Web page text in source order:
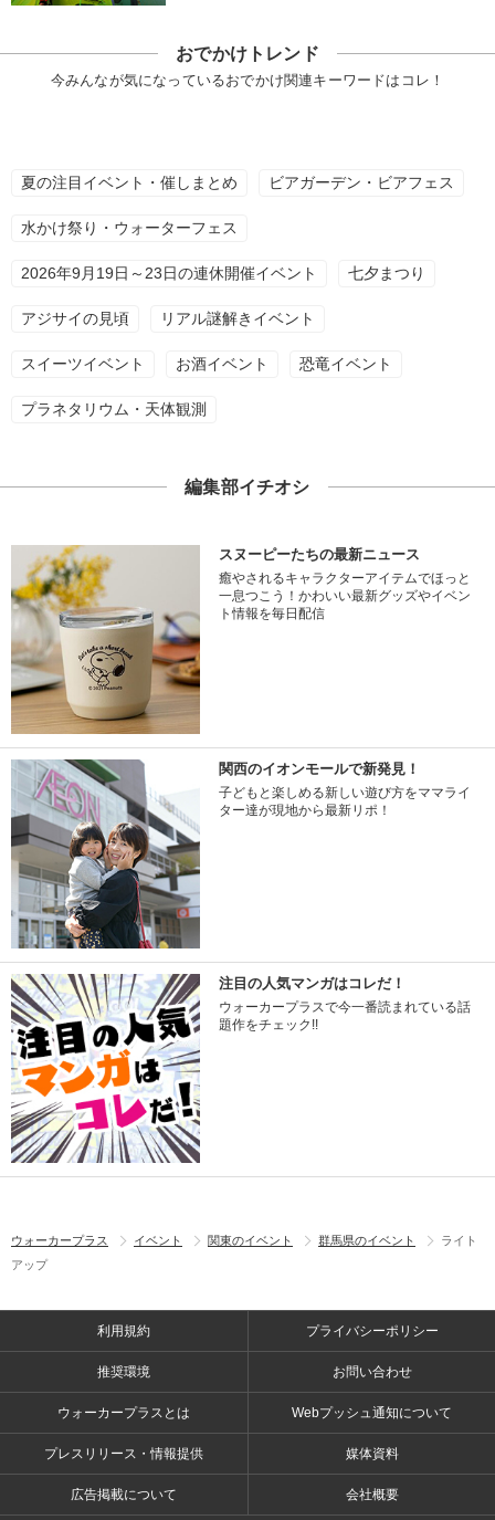
おでかけトレンド
今みんなが気になっているおでかけ関連キーワードはコレ！
夏の注目イベント・催しまとめ ビアガーデン・ビアフェス
水かけ祭り・ウォーターフェス
2026年9月19日～23日の連休開催イベント 七夕まつり
アジサイの見頃 リアル謎解きイベント
スイーツイベント お酒イベント 恐竜イベント
プラネタリウム・天体観測
編集部イチオシ
スヌーピーたちの最新ニュース
癒やされるキャラクターアイテムでほっと
一息つこう！かわいい最新グッズやイベン
ト情報を毎日配信
関西のイオンモールで新発見！
子どもと楽しめる新しい遊び方をママライ
ター達が現地から最新リポ！
注目の人気マンガはコレだ！
ウォーカープラスで今一番読まれている話
題作をチェック!!
ウォーカープラス イベント 関東のイベント 群馬県のイベント
ライト
アップ
利用規約 プライバシーポリシー
推奨環境 お問い合わせ
ウォーカープラスとは Webプッシュ通知について
プレスリリース・情報提供 媒体資料
広告掲載について 会社概要